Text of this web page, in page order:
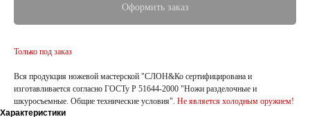
Оформить заказ
Только под заказ
Вся продукция ножевой мастерской "СЛОН&Ко сертифицирована и
изготавливается согласно ГОСТу Р 51644-2000 "Ножи разделочные и
шкуросъемные. Общие технические условия". Не является холодным оружием!
Характеристики